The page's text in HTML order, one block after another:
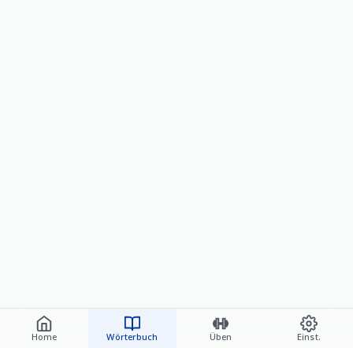
Home Wörterbuch Üben Einst.